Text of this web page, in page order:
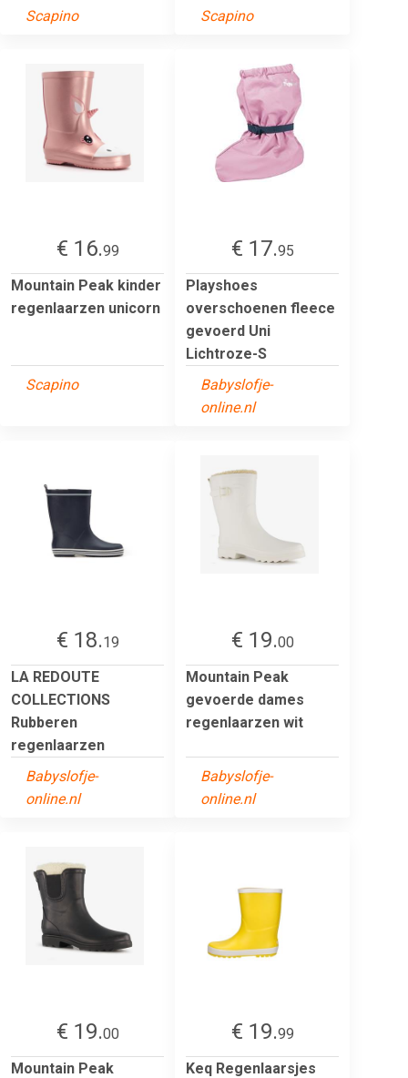
Scapino Scapino
€ 16.99
Mountain Peak kinder
regenlaarzen unicorn
Scapino
€ 17.95
Playshoes
overschoenen fleece
gevoerd Uni
Lichtroze-S
Babyslofje-
online.nl
€ 18.19
LA REDOUTE
COLLECTIONS
Rubberen
regenlaarzen
Babyslofje-
online.nl
€ 19.00
Mountain Peak
gevoerde dames
regenlaarzen wit
Babyslofje-
online.nl
€ 19.00
Mountain Peak
€ 19.99
Keq Regenlaarsjes